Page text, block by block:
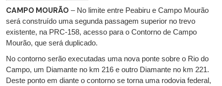
CAMPO MOURÃO – No limite entre Peabiru e Campo Mourão
será construído uma segunda passagem superior no trevo
existente, na PRC-158, acesso para o Contorno de Campo
Mourão, que será duplicado.
No contorno serão executadas uma nova ponte sobre o Rio do
Campo, um Diamante no km 216 e outro Diamante no km 221.
Deste ponto em diante o contorno se torna uma rodovia federal,